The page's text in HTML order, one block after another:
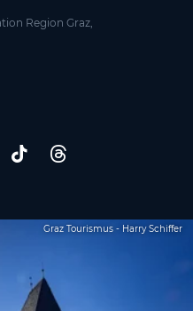
Region Graz,
Graz Tourismus - Harry Schiffer